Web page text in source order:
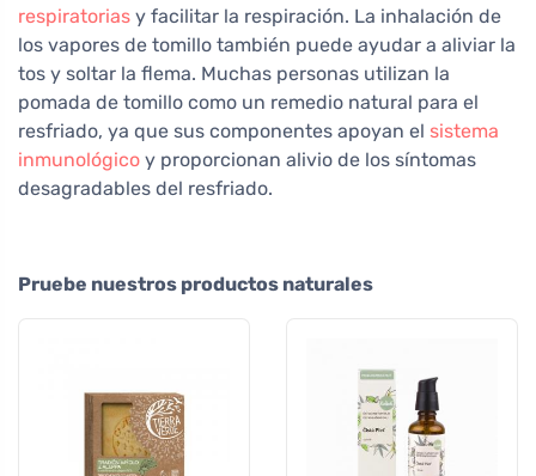
respiratorias y facilitar la respiración. La inhalación de
los vapores de tomillo también puede ayudar a aliviar la
tos y soltar la flema. Muchas personas utilizan la
pomada de tomillo como un remedio natural para el
resfriado, ya que sus componentes apoyan el sistema
inmunológico y proporcionan alivio de los síntomas
desagradables del resfriado.
Pruebe nuestros productos naturales